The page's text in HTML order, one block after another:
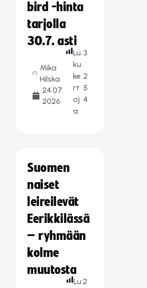
bird -hinta
tarjolla
30.7. asti
Mika
Hilska
24.07.
2026
Lu
ku
ke
rt
oj
a:
3
2
5
4
Suomen
naiset
leireilevät
Eerikkilässä
– ryhmään
kolme
muutosta
Lu 2